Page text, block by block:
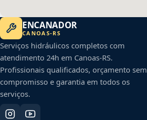
ENCANADOR
CANOAS-RS
Serviços hidráulicos completos com
atendimento 24h em Canoas-RS.
Profissionais qualificados, orçamento sem
compromisso e garantia em todos os
serviços.